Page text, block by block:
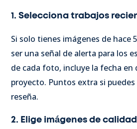
1. Selecciona trabajos
Si solo tienes imágenes de hace
ser una señal de alerta para los
de cada foto, incluye la fecha en
proyecto. Puntos extra si
reseña.
2. Elige imágenes de